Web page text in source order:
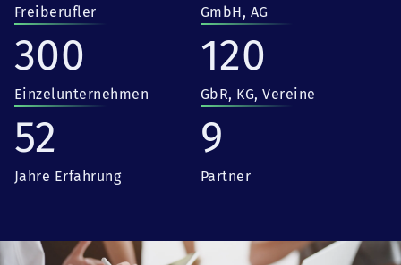
Freiberufler GmbH, AG
300
Einzelunternehmen
120
GbR, KG, Vereine
52
Jahre Erfahrung
9
Partner